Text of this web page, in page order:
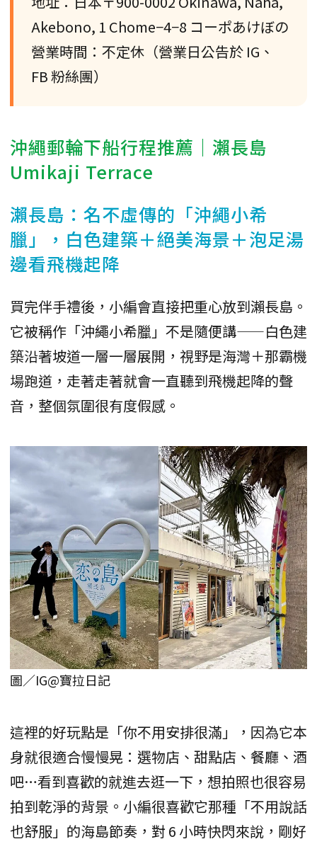
Akebono, 1 Chome−4−8 コーポあけぼの
營業時間：不定休（營業日公告於 IG、
FB 粉絲團）
沖繩郵輪下船行程推薦｜瀨長島
Umikaji Terrace
瀨長島：名不虛傳的「沖繩小希
臘」，白色建築＋絕美海景＋泡足湯
邊看飛機起降
買完伴手禮後，小編會直接把重心放到瀨長島。
它被稱作「沖繩小希臘」不是隨便講——白色建
築沿著坡道一層一層展開，視野是海灣＋那霸機
場跑道，走著走著就會一直聽到飛機起降的聲
音，整個氛圍很有度假感。
圖／IG@寶拉日記
這裡的好玩點是「你不用安排很滿」，因為它本
身就很適合慢慢晃：選物店、甜點店、餐廳、酒
吧…看到喜歡的就進去逛一下，想拍照也很容易
拍到乾淨的背景。小編很喜歡它那種「不用說話
也舒服」的海島節奏，對 6 小時快閃來說，剛好